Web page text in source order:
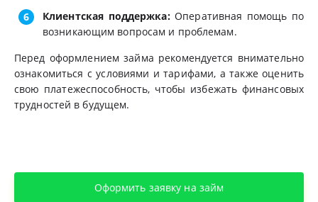
Клиентская поддержка:Оперативная помощь по
возникающим вопросам и проблемам.
Перед оформлением займа рекомендуется внимательно
ознакомиться с условиями и тарифами, а также оценить
свою платежеспособность, чтобы избежать финансовых
трудностей в будущем.
Оформить заявку на займ